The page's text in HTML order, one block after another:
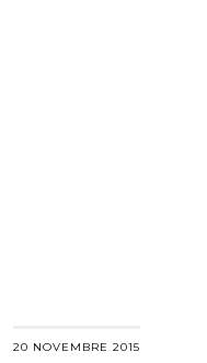
20 NOVEMBRE 2015